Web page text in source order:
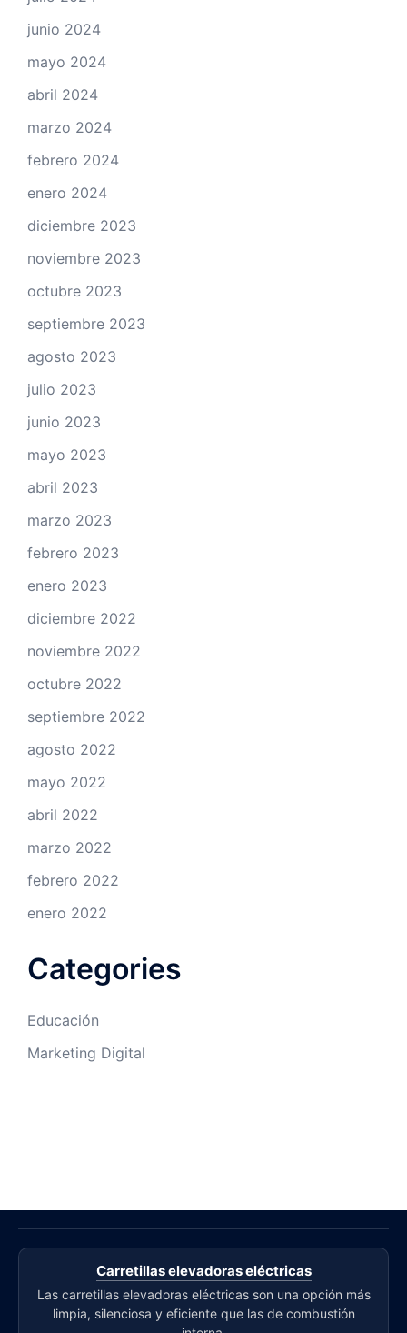
junio 2024
mayo 2024
abril 2024
marzo 2024
febrero 2024
enero 2024
diciembre 2023
noviembre 2023
octubre 2023
septiembre 2023
agosto 2023
julio 2023
junio 2023
mayo 2023
abril 2023
marzo 2023
febrero 2023
enero 2023
diciembre 2022
noviembre 2022
octubre 2022
septiembre 2022
agosto 2022
mayo 2022
abril 2022
marzo 2022
febrero 2022
enero 2022
Categories
Educación
Marketing Digital
Carretillas elevadoras eléctricas
Las carretillas elevadoras eléctricas son una opción más
limpia, silenciosa y eficiente que las de combustión